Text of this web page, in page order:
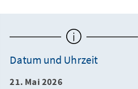
Datum und Uhrzeit
21. Mai 2026